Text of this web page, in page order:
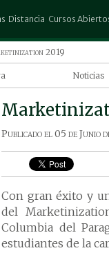
de Empresas
Exterior
Comercial
en Informática
en Marketing
Distancia
Administración de
Ingeniería Comercial
Marketing
Cursos
2019
de la carrera
Marketing
Columbia
Noticias
Publicado el05 de Junio
Con gran éxito y
del
Columbia del
estudiantes de la